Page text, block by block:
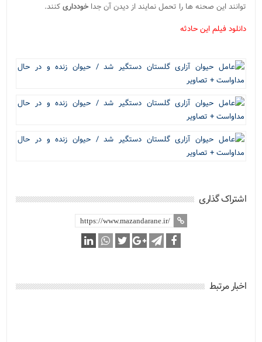
توانند این صحنه ها را تحمل نمایند از دیدن آن جداخودداریکنند.
دانلود فیلم این حادثه
اشتراک گذاری
اخبار مرتبط